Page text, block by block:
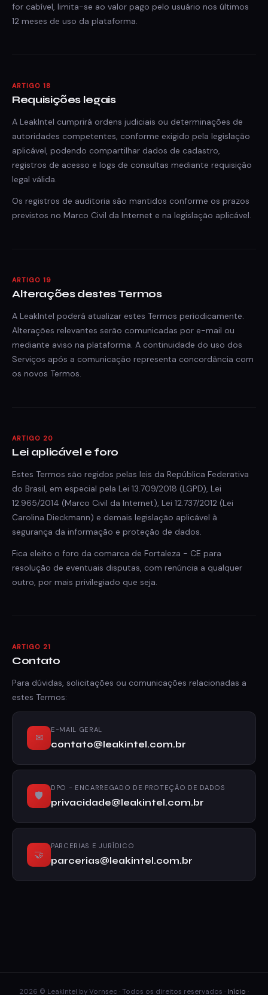
for cabível, limita-se ao valor pago pelo usuário nos últimos
12 meses de uso da plataforma.
ARTIGO 18
Requisições legais
A LeakIntel cumprirá ordens judiciais ou determinações de
autoridades competentes, conforme exigido pela legislação
aplicável, podendo compartilhar dados de cadastro,
registros de acesso e logs de consultas mediante requisição
legal válida.
Os registros de auditoria são mantidos conforme os prazos
previstos no Marco Civil da Internet e na legislação aplicável.
ARTIGO 19
Alterações destes Termos
A LeakIntel poderá atualizar estes Termos periodicamente.
Alterações relevantes serão comunicadas por e-mail ou
mediante aviso na plataforma. A continuidade do uso dos
Serviços após a comunicação representa concordância com
os novos Termos.
ARTIGO 20
Lei aplicável e foro
Estes Termos são regidos pelas leis da República Federativa
do Brasil, em especial pela Lei 13.709/2018 (LGPD), Lei
12.965/2014 (Marco Civil da Internet), Lei 12.737/2012 (Lei
Carolina Dieckmann) e demais legislação aplicável à
segurança da informação e proteção de dados.
Fica eleito o foro da comarca de Fortaleza - CE para
resolução de eventuais disputas, com renúncia a qualquer
outro, por mais privilegiado que seja.
ARTIGO 21
Contato
Para dúvidas, solicitações ou comunicações relacionadas a
estes Termos:
✉
E-MAIL GERAL
contato@leakintel.com.br
🛡
DPO - ENCARREGADO DE PROTEÇÃO DE DADOS
privacidade@leakintel.com.br
🤝
PARCERIAS E JURÍDICO
parcerias@leakintel.com.br
2026 © LeakIntel by Vornsec · Todos os direitos reservados · Início ·